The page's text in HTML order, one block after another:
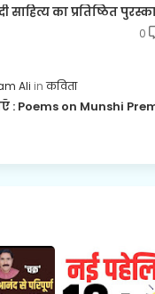
साहित्य का प्रतिष्ठित
0
Ali कविता
: Poems on Munshi